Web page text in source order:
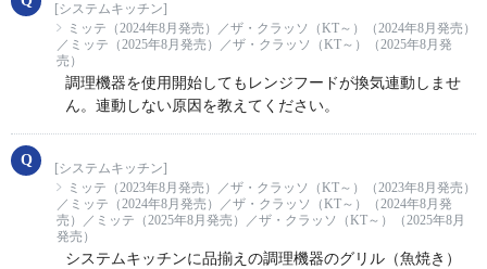
[システムキッチン]
ミッテ（2024年8月発売）／ザ・クラッソ（KT～）（2024年8月発売）
／ミッテ（2025年8月発売）／ザ・クラッソ（KT～）（2025年8月発
売）
調理機器を使用開始してもレンジフードが換気連動しませ
ん。連動しない原因を教えてください。
[システムキッチン]
ミッテ（2023年8月発売）／ザ・クラッソ（KT～）（2023年8月発売）
／ミッテ（2024年8月発売）／ザ・クラッソ（KT～）（2024年8月発
売）／ミッテ（2025年8月発売）／ザ・クラッソ（KT～）（2025年8月
発売）
システムキッチンに品揃えの調理機器のグリル（魚焼き）